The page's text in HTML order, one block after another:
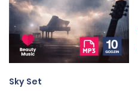
Sky Set